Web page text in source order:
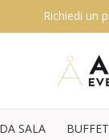
Richiedi un
SALA BUFFET